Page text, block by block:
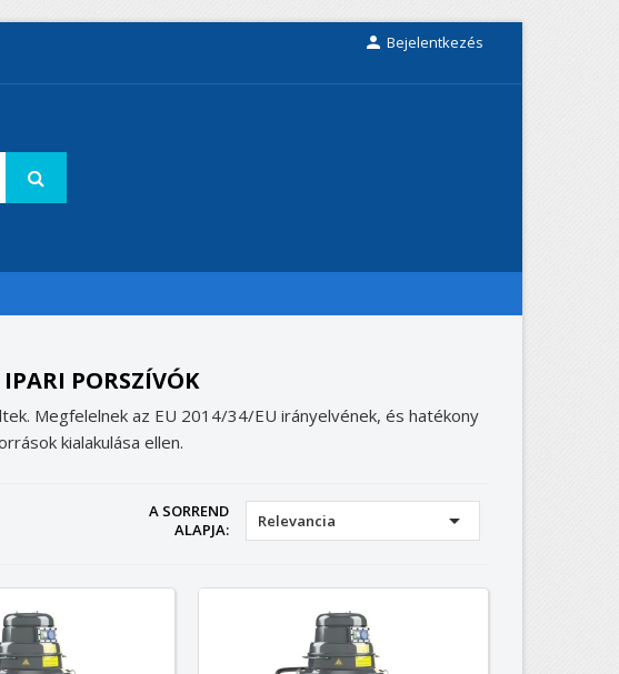
 Bejelentkezés
PORSZÍVÓK
Megfelelnek az EU 2014/34/EU irányelvének, és hatékony
kialakulása ellen.
A SORREND
ALAPJA:
Relevancia 